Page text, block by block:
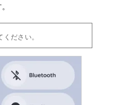
ださい。